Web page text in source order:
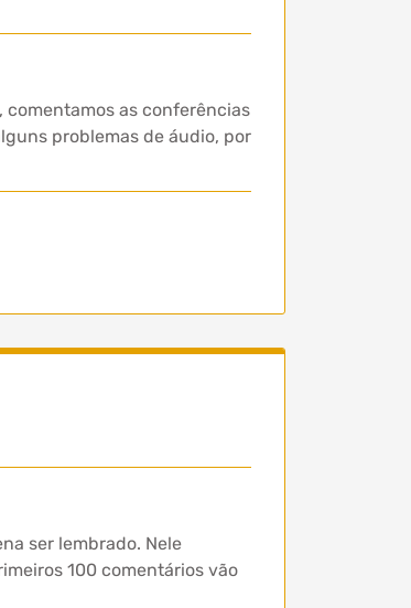
comentamos as conferências
problemas de áudio, por
ser lembrado. Nele
100 comentários vão